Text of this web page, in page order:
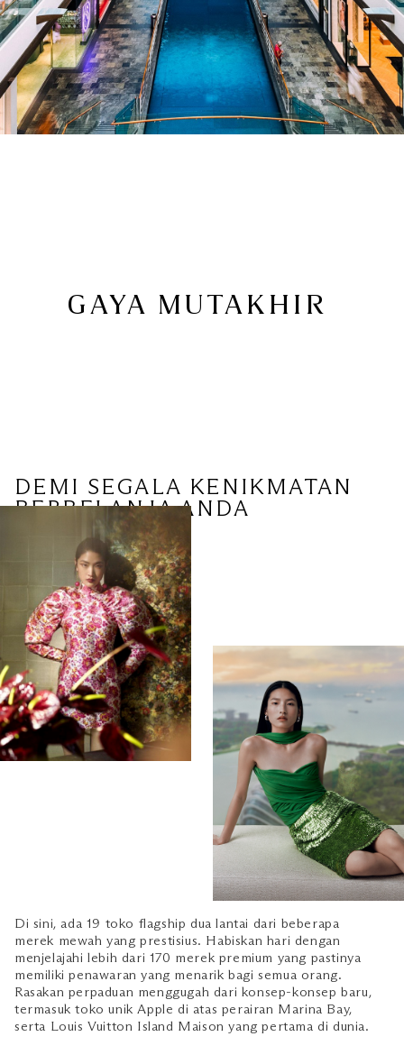
GAYA MUTAKHIR
DEMI SEGALA KENIKMATAN
BERBELANJA ANDA
Di sini, ada 19 toko flagship dua lantai dari beberapa
merek mewah yang prestisius. Habiskan hari dengan
menjelajahi lebih dari 170 merek premium yang pastinya
memiliki penawaran yang menarik bagi semua orang.
Rasakan perpaduan menggugah dari konsep-konsep baru,
termasuk toko unik Apple di atas perairan Marina Bay,
serta Louis Vuitton Island Maison yang pertama di dunia.